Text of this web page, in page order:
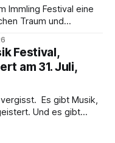
Immling Festival eine
Traum und
getragen von
musikalisch
Festival,
am 31. Juli,
gibt Musik,
Und es gibt
Wiesbaden, an dem